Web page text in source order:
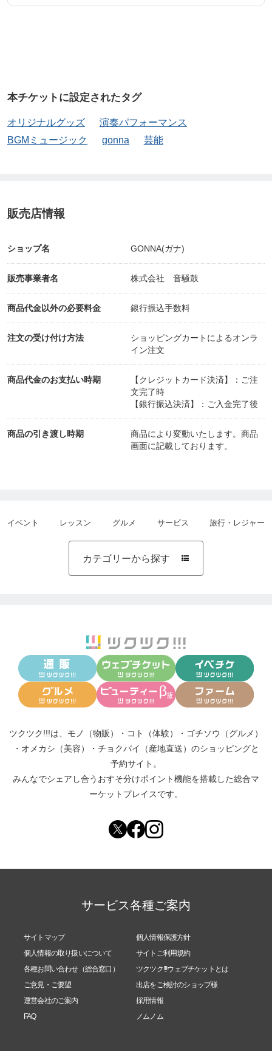
本チケットに設定されたタグ
オリジナルグッズ
演奏パフォーマンス
BGMミュージック
gonna 芸能
販売店情報
ショップ名 GONNA(ガナ)
販売事業者名 株式会社 音騒鼓
商品代金以外の必要料金 銀行振込手数料
注文の受け付け方法
ショッピングカートによるオンラ
イン注文
商品代金のお支払い時期
【クレジットカード決済】：ご注
文完了時
【銀行振込決済】：ご入金完了後
商品の引き渡し時期
商品により変動いたします。商品
画面に記載しております。
イベント レッスン グルメ サービス 旅行・レジャー
カテゴリーから探す 
ツクツク!!!は、 モノ（物販） ・ コト（体験） ・ ゴチソウ（グルメ）
・ オメカシ（美容） ・ チョクバイ（産地直送） のショッピングと
予約サイト。
みんなでシェアし合う おすそ分けポイント機能を搭載した総合マ
ーケットプレイスです。
サービス各種ご案内
サイトマップ
個人情報保護方針
個人情報の取り扱いについて
サイトご利用規約
各種お問い合わせ（総合窓口）
ツクツク!!!ウェブチケットとは
ご意見・ご要望
出店をご検討のショップ様
運営会社のご案内
採用情報
FAQ
ノムノム